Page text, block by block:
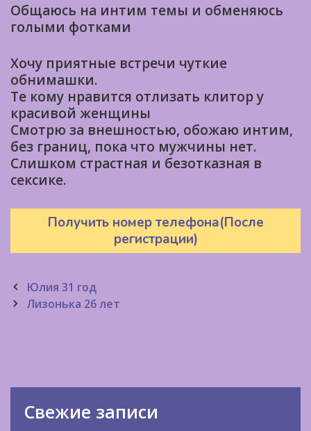
Общаюсь на интим темы и обменяюсь
голыми фотками
Хочу приятные встречи чуткие
обнимашки.
Те кому нравится отлизать клитор у
красивой женщины
Смотрю за внешностью, обожаю интим,
без границ, пока что мужчины нет.
Слишком страстная и безотказная в
сексике.
Получить номер телефона(После
регистрации)
Post
navigation
Юлия 31 год
Лизонька 26 лет
Свежие записи